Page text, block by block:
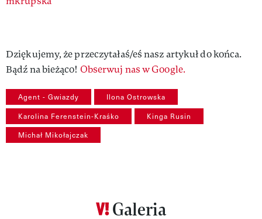
Dziękujemy, że przeczytałaś/eś nasz artykuł do końca.
Bądź na bieżąco! Obserwuj nas w Google.
Agent - Gwiazdy Ilona Ostrowska
Karolina Ferenstein-Kraśko Kinga Rusin
Michał Mikołajczak
Galeria